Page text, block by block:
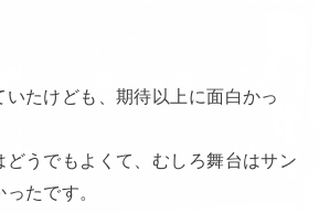
たけども、期待以上に面白かっ
どうでもよくて、むしろ舞台はサン
たです。